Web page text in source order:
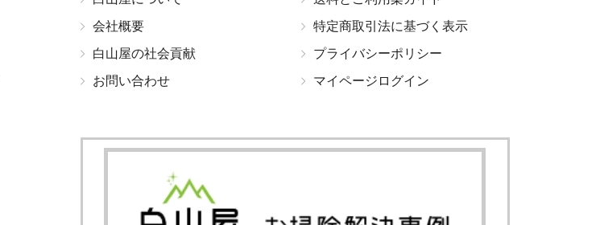
会社概要
白山屋の社会貢献
お問い合わせ
特定商取引法に基づく表示
プライバシーポリシー
マイページログイン